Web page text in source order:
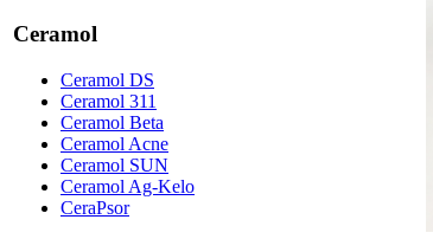
Ceramol
Ceramol DS
Ceramol 311
Ceramol Beta
Ceramol Acne
Ceramol SUN
Ceramol Ag-Kelo
CeraPsor